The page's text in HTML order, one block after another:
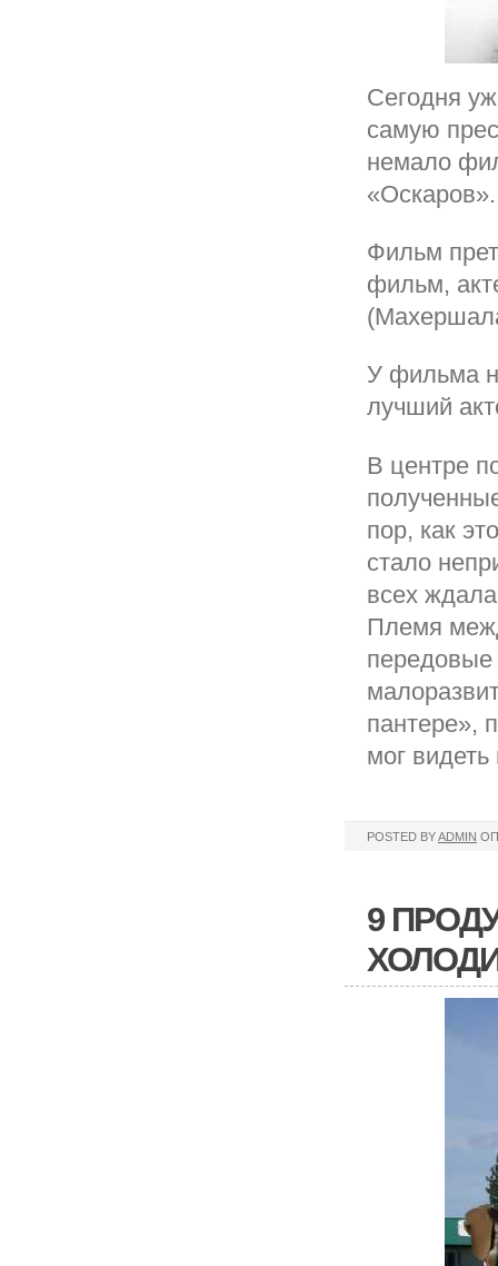
Сегодня
самую
немало
«Оскаров».
Фильм
фильм,
У фильма
лучший
В центре
пор, как
стало
всех
Племя
передовые
пантере»,
мог
POSTED BYADMIN
9